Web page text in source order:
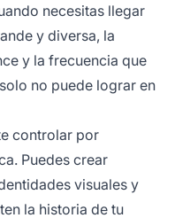
necesitas llegar
y diversa, la
y la frecuencia que
no puede lograr en
controlar por
Puedes crear
visuales y
la historia de tu